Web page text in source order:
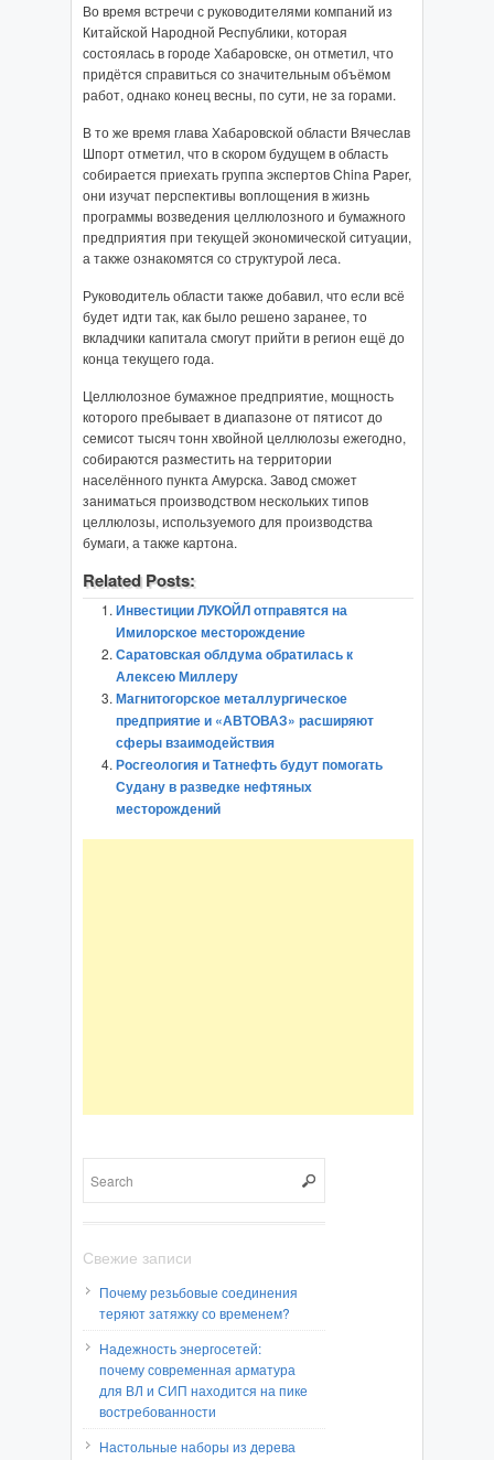
Во время встречи с руководителями компаний из
Китайской Народной Республики, которая
состоялась в городе Хабаровске, он отметил, что
придётся справиться со значительным объёмом
работ, однако конец весны, по сути, не за горами.
В то же время глава Хабаровской области Вячеслав
Шпорт отметил, что в скором будущем в область
собирается приехать группа экспертов China Paper,
они изучат перспективы воплощения в жизнь
программы возведения целлюлозного и бумажного
предприятия при текущей экономической ситуации,
а также ознакомятся со структурой леса.
Руководитель области также добавил, что если всё
будет идти так, как было решено заранее, то
вкладчики капитала смогут прийти в регион ещё до
конца текущего года.
Целлюлозное бумажное предприятие, мощность
которого пребывает в диапазоне от пятисот до
семисот тысяч тонн хвойной целлюлозы ежегодно,
собираются разместить на территории
населённого пункта Амурска. Завод сможет
заниматься производством нескольких типов
целлюлозы, используемого для производства
бумаги, а также картона.
Related Posts:
Инвестиции ЛУКОЙЛ отправятся на
Имилорское месторождение
Саратовская облдума обратилась к
Алексею Миллеру
Магнитогорское металлургическое
предприятие и «АВТОВАЗ» расширяют
сферы взаимодействия
Росгеология и Татнефть будут помогать
Судану в разведке нефтяных
месторождений
Свежие записи
Почему резьбовые соединения
теряют затяжку со временем?
Надежность энергосетей:
почему современная арматура
для ВЛ и СИП находится на пике
востребованности
Настольные наборы из дерева